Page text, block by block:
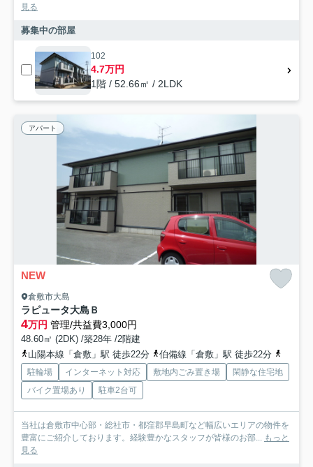
見る
募集中の部屋
102
4.7万円
1階 / 52.66㎡ / 2LDK
アパート
NEW
倉敷市大島
ラピュータ大島Ｂ
4万円 管理/共益費3,000円
48.60㎡ (2DK) /築28年 /2階建
山陽本線「倉敷」駅 徒歩22分
伯備線「倉敷」駅 徒歩22分
駐輪場 インターネット対応 敷地内ごみ置き場
閑静な住宅地
バイク置場あり
駐車2台可
当社は倉敷市中心部・総社市・都窪郡早島町など幅広いエリアの物件を
豊富にご紹介しております。経験豊かなスタッフが皆様のお部...
もっと
見る